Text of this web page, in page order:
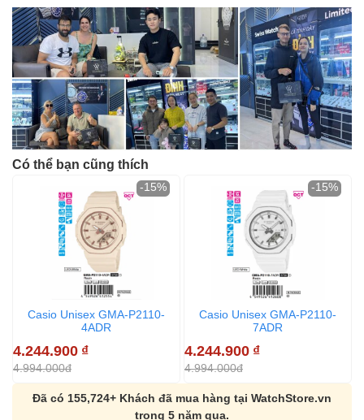
Có thể bạn cũng thích
Casio Unisex GMA-P2110-
4ADR
4.244.900 ₫
4.994.000đ
-15%
Casio Unisex GMA-P2110-
7ADR
4.244.900 ₫
4.994.000đ
-15%
Đã có 155,724+ Khách đã mua hàng tại WatchStore.vn
trong 5 năm qua.